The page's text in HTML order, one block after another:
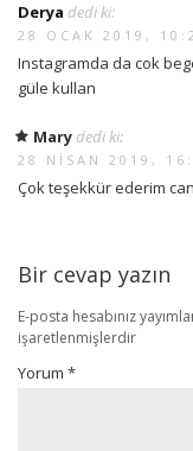
Derya dedi ki:
28 OCAK 2019,
Instagramda da cok
güle kullan
Mary dedi ki:
28 NISAN 2019,
Çok teşekkür ederim
Bir cevap yazın
E-posta hesabınız
işaretlenmişlerdir
Yorum *